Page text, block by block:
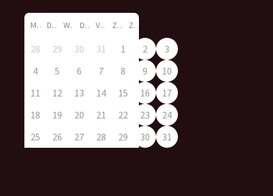
M D W D V Z Z
28 29 30 31 1 2
3
4
5 6 7 8 9
10
11
12 13 14 15 16
17
18
19 20 21 22 23
24
25
26 27 28 29 30 31